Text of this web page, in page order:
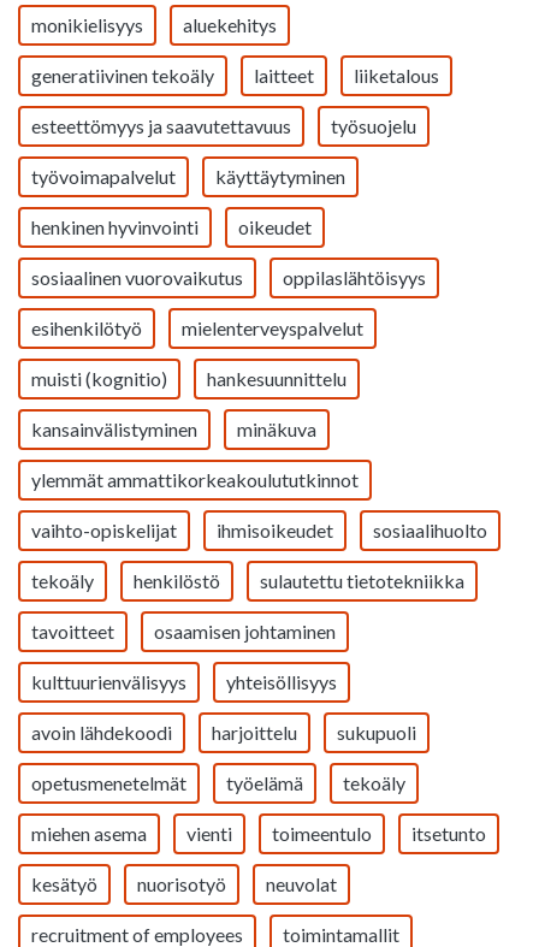
monikielisyys aluekehitys
generatiivinen tekoäly laitteet liiketalous
esteettömyys ja saavutettavuus työsuojelu
työvoimapalvelut käyttäytyminen
henkinen hyvinvointi oikeudet
sosiaalinen vuorovaikutus oppilaslähtöisyys
esihenkilötyö mielenterveyspalvelut
muisti (kognitio) hankesuunnittelu
kansainvälistyminen minäkuva
ylemmät ammattikorkeakoulututkinnot
vaihto-opiskelijat ihmisoikeudet sosiaalihuolto
tekoäly henkilöstö sulautettu tietotekniikka
tavoitteet osaamisen johtaminen
kulttuurienvälisyys yhteisöllisyys
avoin lähdekoodi harjoittelu sukupuoli
opetusmenetelmät työelämä tekoäly
miehen asema vienti toimeentulo itsetunto
kesätyö nuorisotyö neuvolat
recruitment of employees toimintamallit